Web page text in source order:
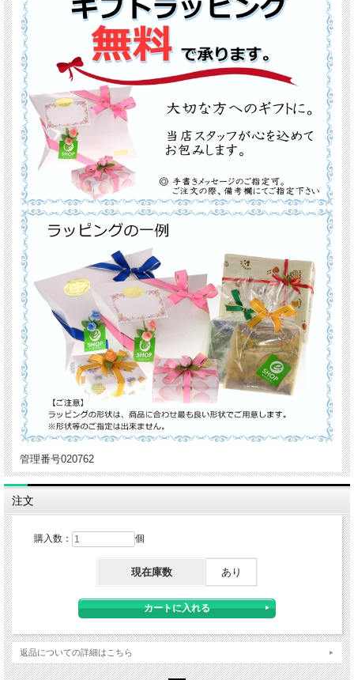
管理番号020762
注文
購入数： 個
現在庫数 あり
返品についての詳細はこちら